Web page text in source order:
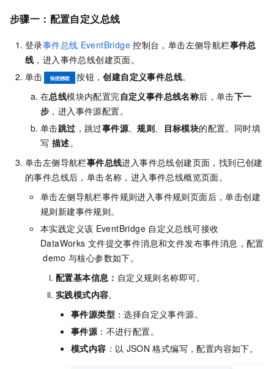
步骤一：配置自定义总线
登录事件总线 EventBridge 控制台，单击左侧导航栏事件总
线 ，进入事件总线创建页面。
单击
按钮，创建自定义事件总线。
在总线模块内配置完自定义事件总线名称后，单击下一
步 ，进入事件源配置。
单击跳过 ，跳过事件源、规则、 目标模块的配置。同时填
写 描述。
单击左侧导航栏事件总线进入事件总线创建页面，找到已创建
的事件总线后，单击名称，进入事件总线概览页面。
单击左侧导航栏事件规则进入事件规则页面后，单击创建
规则新建事件规则。
本实践定义该 EventBridge 自定义总线可接收
DataWorks 文件提交事件消息和文件发布事件消息，配置
demo 与核心参数如下。
配置基本信息 ： 自定义规则名称即可。
实践模式内容。
事件源类型 ：选择自定义事件源。
事件源：不进行配置。
模式内容 ：以 JSON 格式编写，配置内容如下。